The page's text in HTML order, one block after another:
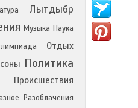
Лытдыбр
Музыка Наука
Отдых
Политика
Происшествия
Разоблачения